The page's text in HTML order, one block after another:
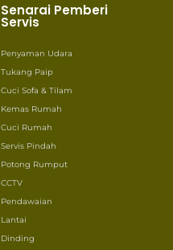
Senarai Pemberi
Servis
Penyaman Udara
Tukang Paip
Cuci Sofa & Tilam
Kemas Rumah
Cuci Rumah
Servis Pindah
Potong Rumput
CCTV
Pendawaian
Lantai
Dinding